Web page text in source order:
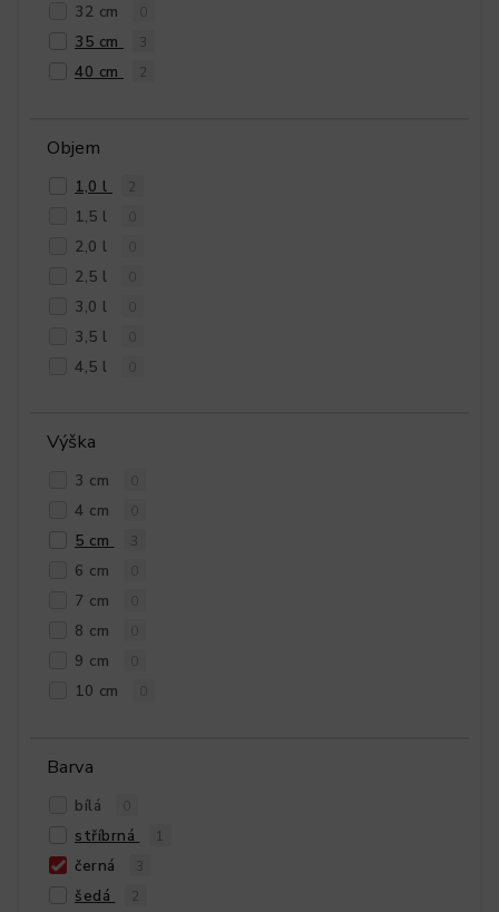
32 cm
35 cm 3
40 cm 2
Objem
1,0 l 2
1,5 l
2,0 l
2,5 l
3,0 l
3,5 l
4,5 l
Výška
3 cm
4 cm
5 cm 3
6 cm
7 cm
8 cm
9 cm
10 cm
Barva
bílá
stříbrná 1
černá 3
šedá 2